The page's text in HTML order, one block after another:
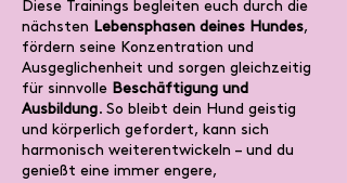
Diese Trainings begleiten euch durch die
nächsten
Lebensphasen deines Hundes,
fördern seine Konzentration und
Ausgeglichenheit und sorgen gleichzeitig
für sinnvolle Beschäftigung und
Ausbildung. So bleibt dein Hund geistig
und körperlich gefordert, kann sich
harmonisch weiterentwickeln – und du
genießt eine immer engere,